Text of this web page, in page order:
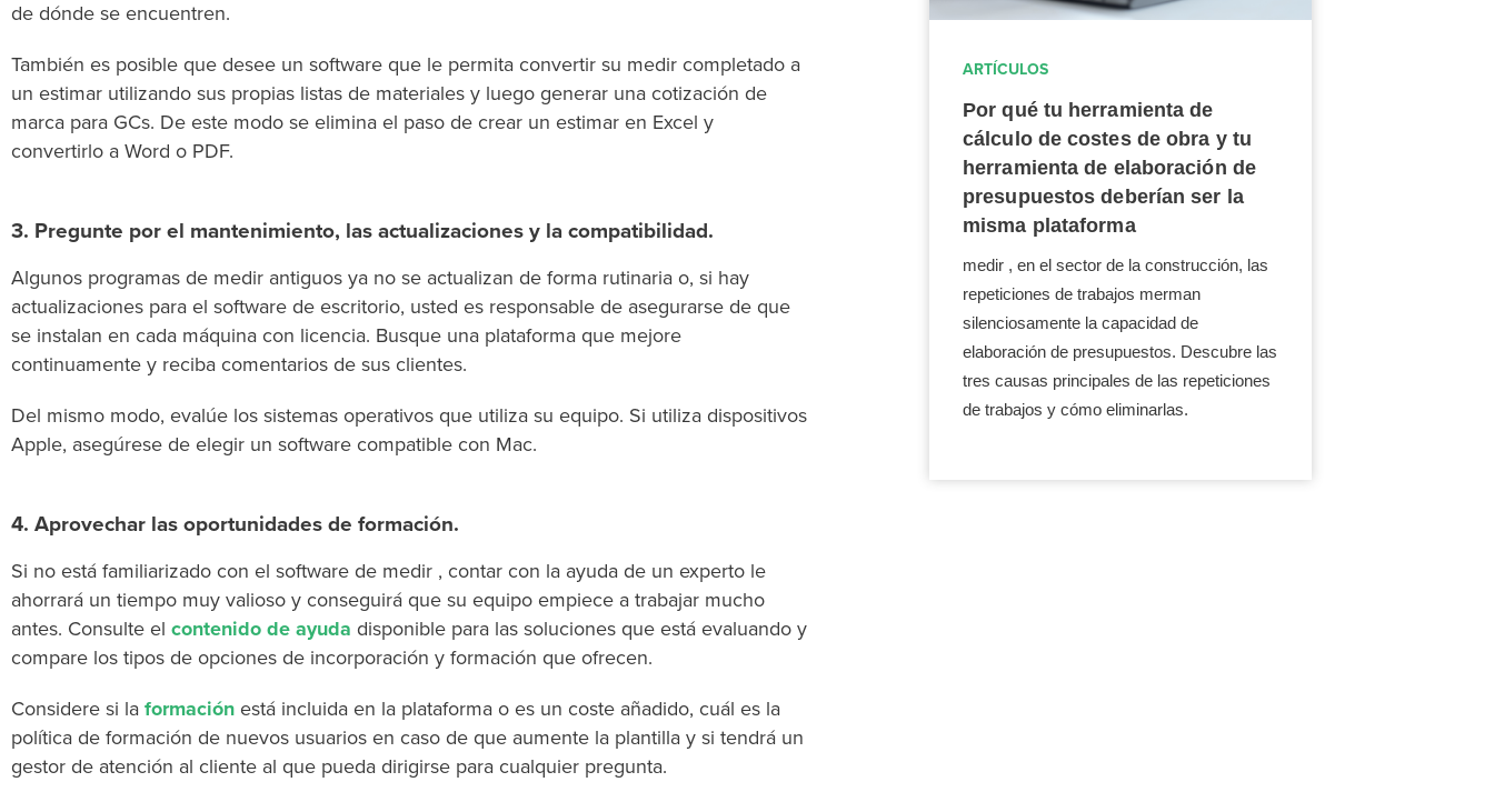
de dónde se encuentren.
También es posible que desee un software que le permita convertir su medir completado a
un estimar utilizando sus propias listas de materiales y luego generar una cotización de
marca para GCs. De este modo se elimina el paso de crear un estimar en Excel y
convertirlo a Word o PDF.
3. Pregunte por el mantenimiento, las actualizaciones y la compatibilidad.
Algunos programas de medir antiguos ya no se actualizan de forma rutinaria o, si hay
actualizaciones para el software de escritorio, usted es responsable de asegurarse de que
se instalan en cada máquina con licencia. Busque una plataforma que mejore
continuamente y reciba comentarios de sus clientes.
Del mismo modo, evalúe los sistemas operativos que utiliza su equipo. Si utiliza dispositivos
Apple, asegúrese de elegir un software compatible con Mac.
4. Aprovechar las oportunidades de formación.
Si no está familiarizado con el software de medir , contar con la ayuda de un experto le
ahorrará un tiempo muy valioso y conseguirá que su equipo empiece a trabajar mucho
antes. Consulte el contenido de ayuda disponible para las soluciones que está evaluando y
compare los tipos de opciones de incorporación y formación que ofrecen.
Considere si la formación está incluida en la plataforma o es un coste añadido, cuál es la
política de formación de nuevos usuarios en caso de que aumente la plantilla y si tendrá un
gestor de atención al cliente al que pueda dirigirse para cualquier pregunta.
ARTÍCULOS
Por qué tu herramienta de
cálculo de costes de obra y tu
herramienta de elaboración de
presupuestos deberían ser la
misma plataforma
medir , en el sector de la construcción, las
repeticiones de trabajos merman
silenciosamente la capacidad de
elaboración de presupuestos. Descubre las
tres causas principales de las repeticiones
de trabajos y cómo eliminarlas.